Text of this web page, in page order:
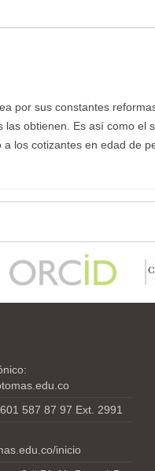
por sus constantes
obtienen. Es así como el
los cotizantes en edad de
587 87 97 Ext. 2991
inicio